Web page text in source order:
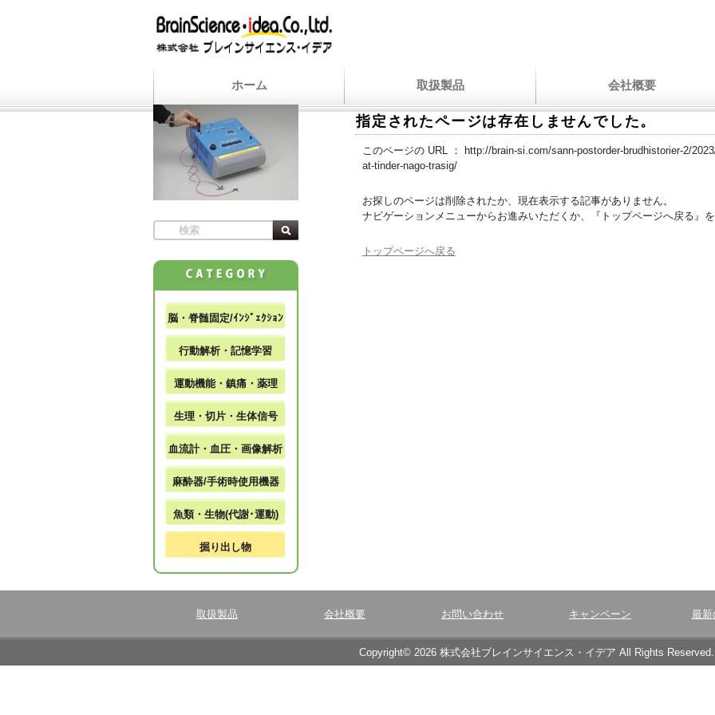
ホーム 取扱製品 会社概要
指定されたページは存在しませんでした。
このページの URL ：
http://brain-si.com/sann-postorder-brudhistorier-2/
at-tinder-nago-trasig/
お探しのページは削除されたか、現在表示する記事がありません。
ナビゲーションメニューからお進みいただくか、『トップページへ戻る』を
トップページへ戻る
脳・脊髄固定/ｲﾝｼﾞｪｸｼｮﾝ
行動解析・記憶学習
運動機能・鎮痛・薬理
生理・切片・生体信号
血流計・血圧・画像解析
麻酔器/手術時使用機器
魚類・生物(代謝･運動)
掘り出し物
取扱製品 会社概要 お問い合わせ キャンペーン 最新
Copyright© 2026 株式会社ブレインサイエンス・イデア All Rights Reserved.